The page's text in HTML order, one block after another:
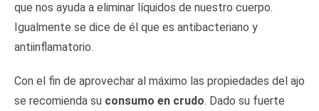
que nos ayuda a eliminar líquidos de nuestro cuerpo.
Igualmente se dice de él que es antibacteriano y
antiinflamatorio.
Con el fin de aprovechar al máximo las propiedades del ajo
se recomienda su consumo en crudo. Dado su fuerte